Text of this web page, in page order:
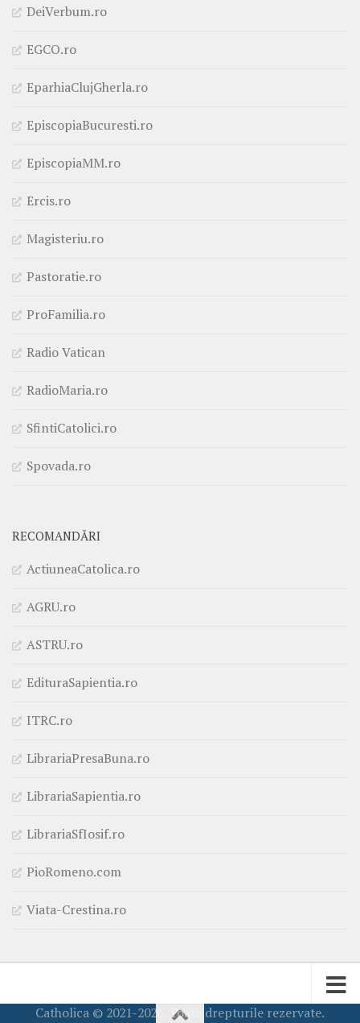
DeiVerbum.ro
EGCO.ro
EparhiaClujGherla.ro
EpiscopiaBucuresti.ro
EpiscopiaMM.ro
Ercis.ro
Magisteriu.ro
Pastoratie.ro
ProFamilia.ro
Radio Vatican
RadioMaria.ro
SfintiCatolici.ro
Spovada.ro
RECOMANDĂRI
ActiuneaCatolica.ro
AGRU.ro
ASTRU.ro
EdituraSapientia.ro
ITRC.ro
LibrariaPresaBuna.ro
LibrariaSapientia.ro
LibrariaSfIosif.ro
PioRomeno.com
Viata-Crestina.ro
Catholica © 2021-2026. Toate drepturile rezervate.